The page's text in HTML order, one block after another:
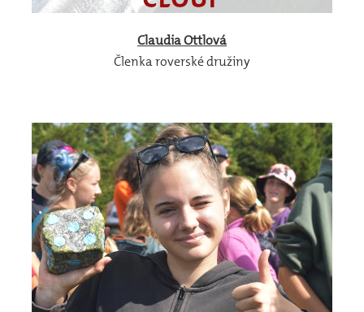
ClaudiaOttlová
Členka roverské družiny